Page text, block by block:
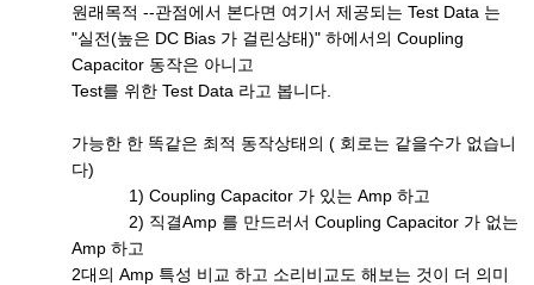
원래목적 --관점에서 본다면 여기서 제공되는 Test Data 는
"실전(높은 DC Bias 가 걸린상태)" 하에서의 Coupling
Capacitor 동작은 아니고
Test를 위한 Test Data 라고 봅니다.
가능한 한 똑같은 최적 동작상태의 ( 회로는 같을수가 없습니
다)
1) Coupling Capacitor 가 있는 Amp 하고
2) 직결Amp 를 만드러서 Coupling Capacitor 가 없는
Amp 하고
2대의 Amp 특성 비교 하고 소리비교도 해보는 것이 더 의미